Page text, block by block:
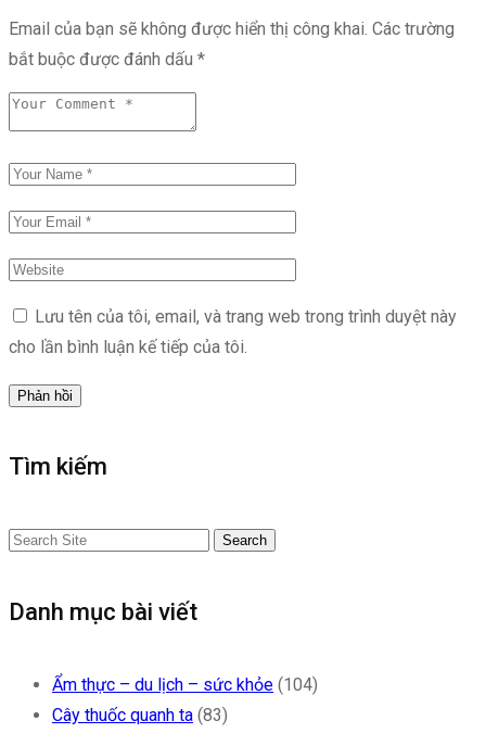
Email của bạn sẽ không được hiển thị công khai. Các trường
bắt buộc được đánh dấu *
Lưu tên của tôi, email, và trang web trong trình duyệt này
cho lần bình luận kế tiếp của tôi.
Tìm kiếm
Search
Danh mục bài viết
Ẩm thực – du lịch – sức khỏe (104)
Cây thuốc quanh ta (83)